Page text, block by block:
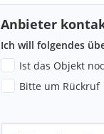
Anbieter
Ich will folgendes
Ist das Objekt
Bitte um Rückruf